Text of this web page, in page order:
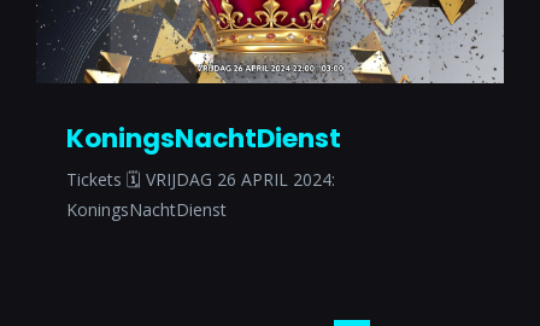
KoningsNachtDienst
Tickets 🗓 VRIJDAG 26 APRIL 2024:
KoningsNachtDienst